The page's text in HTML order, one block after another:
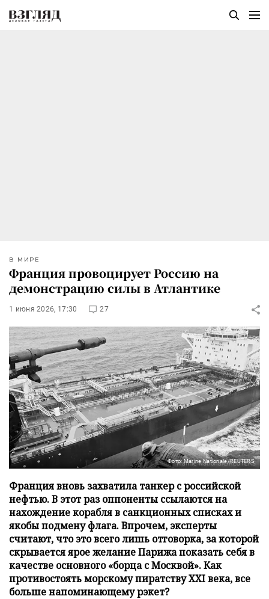
В МИРЕ
Франция провоцирует Россию на
демонстрацию силы в Атлантике
1 июня 2026, 17:30 27
Фото: Marine Nationale/REUTERS
Франция вновь захватила танкер с российской
нефтью. В этот раз оппоненты ссылаются на
нахождение корабля в санкционных списках и
якобы подмену флага. Впрочем, эксперты
считают, что это всего лишь отговорка, за которой
скрывается ярое желание Парижа показать себя в
качестве основного «борца с Москвой». Как
противостоять морскому пиратству XXI века, все
больше напоминающему рэкет?